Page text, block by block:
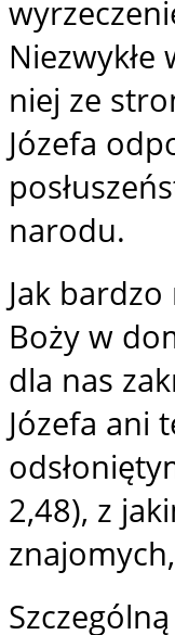
niej ze
Józefa
narodu.
Jak
Boży w
dla nas
Józefa ani
2,48), z